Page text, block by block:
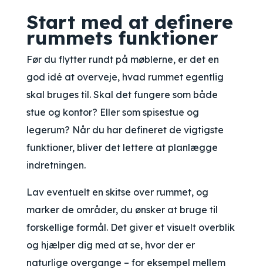
Start med at definere
rummets funktioner
Før du flytter rundt på møblerne, er det en
god idé at overveje, hvad rummet egentlig
skal bruges til. Skal det fungere som både
stue og kontor? Eller som spisestue og
legerum? Når du har defineret de vigtigste
funktioner, bliver det lettere at planlægge
indretningen.
Lav eventuelt en skitse over rummet, og
marker de områder, du ønsker at bruge til
forskellige formål. Det giver et visuelt overblik
og hjælper dig med at se, hvor der er
naturlige overgange – for eksempel mellem